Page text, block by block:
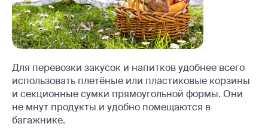
Для перевозки закусок и напитков удобнее всего
использовать плетёные или пластиковые корзины
и секционные сумки прямоугольной формы. Они
не мнут продукты и удобно помещаются в
багажнике.